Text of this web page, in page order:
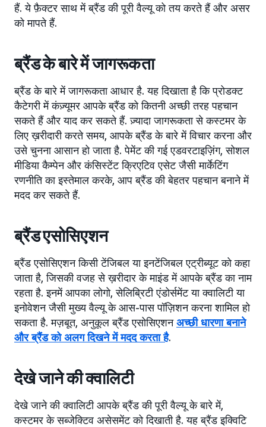
हैं. ये फ़ैक्टर साथ में ब्रैंड की पूरी वैल्यू को तय करते हैं और असर
को मापते हैं.
ब्रैंड के बारे में जागरूकता
ब्रैंड के बारे में जागरूकता आधार है. यह दिखाता है कि प्रोडक्ट
कैटेगरी में कंज़्यूमर आपके ब्रैंड को कितनी अच्छी तरह पहचान
सकते हैं और याद कर सकते हैं. ज़्यादा जागरूकता से कस्टमर के
लिए ख़रीदारी करते समय, आपके ब्रैंड के बारे में विचार करना और
उसे चुनना आसान हो जाता है. पेमेंट की गई एडवरटाइज़िंग, सोशल
मीडिया कैम्पेन और कंसिस्टेंट क्रिएटिव एसेट जैसी मार्केटिंग
रणनीति का इस्तेमाल करके, आप ब्रैंड की बेहतर पहचान बनाने में
मदद कर सकते हैं.
ब्रैंड एसोसिएशन
ब्रैंड एसोसिएशन किसी टेंजिबल या इनटेंजिबल एट्रीब्यूट को कहा
जाता है, जिसकी वजह से ख़रीदार के माइंड में आपके ब्रैंड का नाम
रहता है. इनमें आपका लोगो, सेलिब्रिटी एंडोर्समेंट या क्वालिटी या
इनोवेशन जैसी मुख्य वैल्यू के आस-पास पॉज़िशन करना शामिल हो
सकता है. मज़बूत, अनुकूल ब्रैंड एसोसिएशनअच्छी धारणा बनाने
और ब्रैंड को अलग दिखने में मदद करता है.
देखे जाने की क्वालिटी
देखे जाने की क्वालिटी आपके ब्रैंड की पूरी वैल्यू के बारे में,
कस्टमर के सब्जेक्टिव असेसमेंट को दिखाती है. यह ब्रैंड इक्विटि